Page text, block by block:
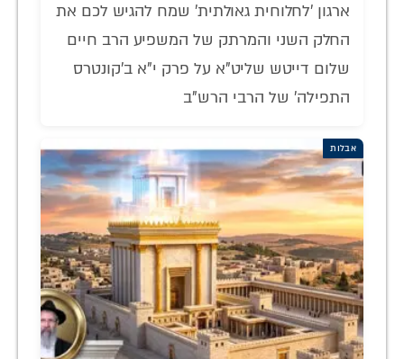
ארגון 'לחלוחית גאולתית' שמח להגיש לכם את
החלק השני והמרתק של המשפיע הרב חיים
שלום דייטש שליט"א על פרק י"א ב'קונטרס
התפילה' של הרבי הרש"ב
אבלות